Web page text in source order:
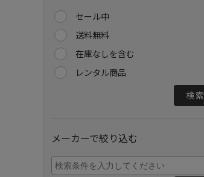
セール中
送料無料
在庫なしを含む
レンタル商品
検索
メーカーで絞り込む